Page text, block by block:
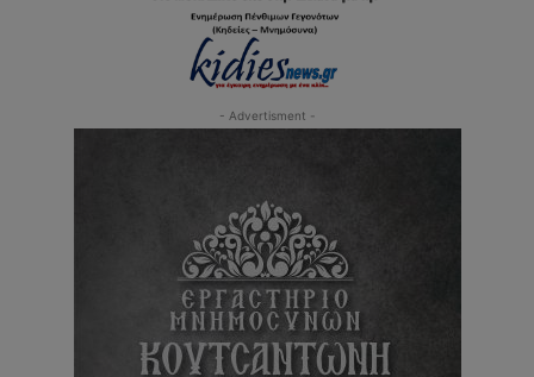
- Advertisment -